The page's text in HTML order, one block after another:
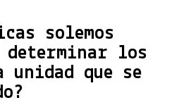
solemos
los
que se